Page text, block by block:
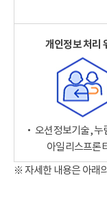
개인정보 처리
‧ 오션정보기술, 누
아일리스프론
※ 자세한 내용은 아래